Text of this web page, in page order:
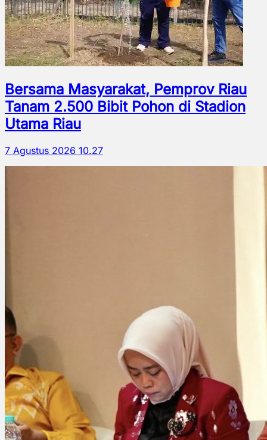
Bersama Masyarakat, Pemprov Riau
Tanam 2.500 Bibit Pohon di Stadion
Utama Riau
7 Agustus 2026 10.27